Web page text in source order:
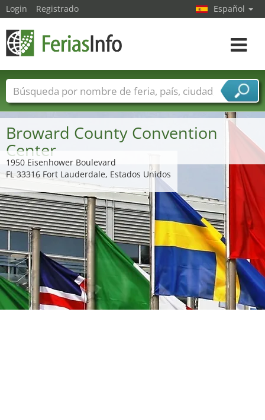
Broward County Convention
Center
1950 Eisenhower Boulevard
FL 33316 Fort Lauderdale, Estados Unidos
Login Registrado Español
toggle
Nombres de ferias Países
Ciudades
Sectores de ferias
Sectores de proveedor de servicios